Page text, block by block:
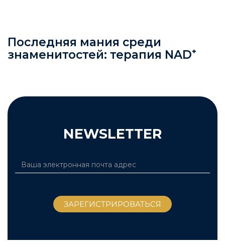
Последняя мания среди
знаменитостей: терапия NAD⁺
NEWSLETTER